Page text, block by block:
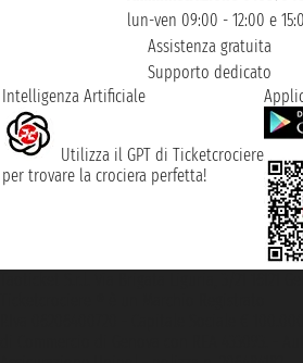
lun-ven 09:00 - 12:00 e
Assistenza gratuita
Supporto dedicato
Intelligenza Artificiale
Utilizza il GPT di Ticketcrociere
per trovare la crociera perfetta!